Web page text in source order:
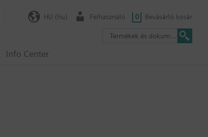
Info Center
HU (hu) Felhasználó 0 Bevásárló kosár